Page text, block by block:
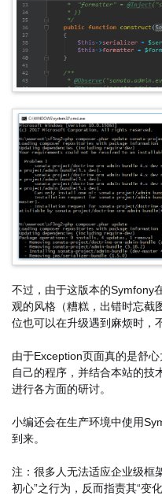
不过，由于这版本的Symfony
观的风格（糟糕，出错时忘截
位也可以在升级遇到麻烦时，
由于Exception页面真的是舒
自己的程序，并结合本站的技
进行各方面的研讨。
小编还会在生产环境中使用
到来。
注：很多人无法适应企业级框
初心”之行为，反而指责其“变